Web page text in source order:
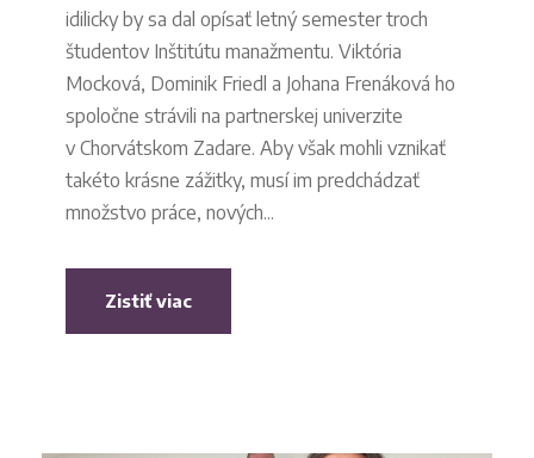
idilicky by sa dal opísať letný semester troch
študentov Inštitútu manažmentu. Viktória
Mocková, Dominik Friedl a Johana Frenáková ho
spoločne strávili na partnerskej univerzite
v Chorvátskom Zadare. Aby však mohli vznikať
takéto krásne zážitky, musí im predchádzať
množstvo práce, nových...
Zistiť viac